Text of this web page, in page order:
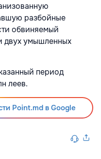
разбойные
обвиняемый
двух умышленных
период
леев.
Point.md в Google